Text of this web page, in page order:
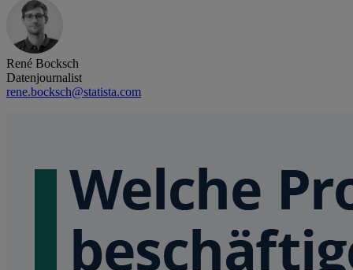
René Bocksch
Datenjournalist
rene.bocksch@statista.com